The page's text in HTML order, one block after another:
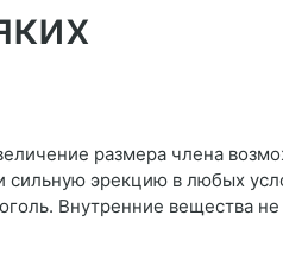
размера члена
эрекцию в любых
Внутренние вещества